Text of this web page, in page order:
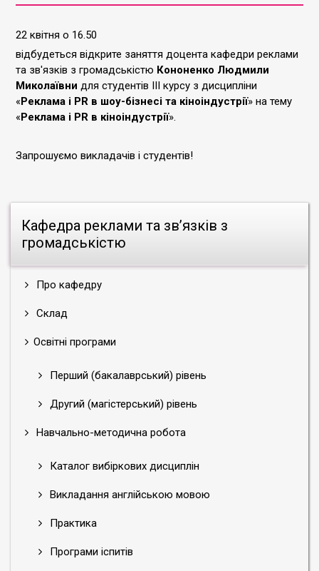
Кафедра реклами та зв’язків з
громадськістю
Про кафедру
Склад
Освітні програми
Перший (бакалаврський) рівень
Другий (магістерський) рівень
Навчально-методична робота
Каталог вибіркових дисциплін
Викладання англійською мовою
Практика
Програми іспитів
22 квітня о 16.50
відбудеться відкрите заняття доцента кафедри реклами
та зв'язків з громадськістю Кононенко Людмили
Миколаївни для студентів ІІІ курсу з дисципліни
«Реклама і PR в шоу-бізнесі та кіноіндустрії» на тему
«Реклама і PR в кіноіндустрії».
Запрошуємо викладачів і студентів!